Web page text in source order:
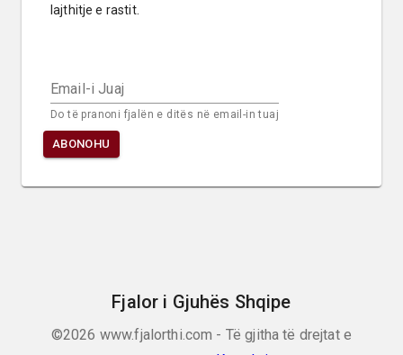
lajthitje e rastit.
Email-i Juaj
Do të pranoni fjalën e ditës në email-in tuaj
ABONOHU
Fjalor i Gjuhës Shqipe
©2026 www.fjalorthi.com - Të gjitha të drejtat e